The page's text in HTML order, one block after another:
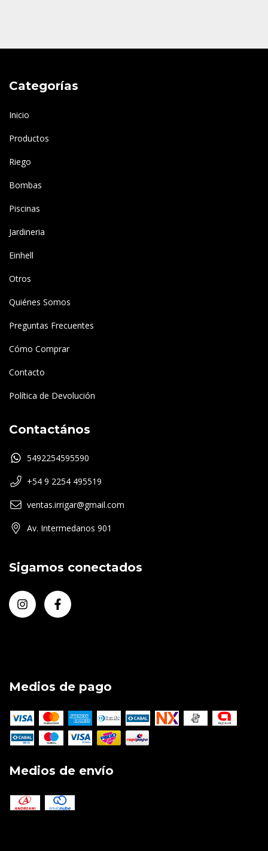
Categorías
Inicio
Productos
Riego
Bombas
Piscinas
Jardineria
Einhell
Otros
Quiénes Somos
Preguntas Frecuentes
Cómo Comprar
Contacto
Política de Devolución
Contactános
5492254595590
+54 9 2254 495519
ventas.irrigar@gmail.com
Av. Intermedanos 901
Sigamos conectados
Medios de pago
Medios de envío